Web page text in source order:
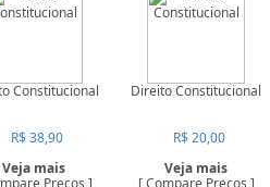
Constitucional
R$ 38,90
Veja mais
Preços ]
Direito Constitucional
R$ 20,00
Veja mais
[ Compare Preços ]